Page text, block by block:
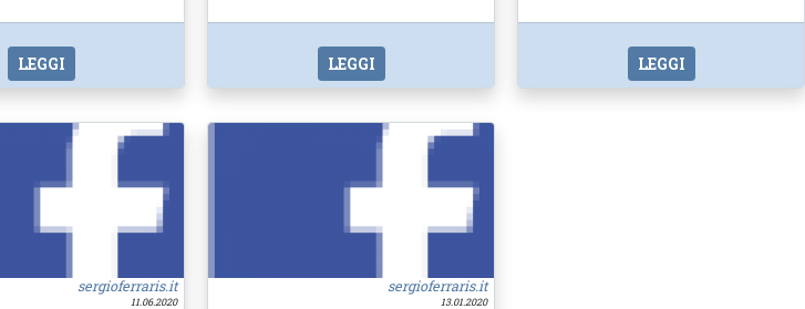
LEGGI LEGGI LEGGI
sergioferraris.it
11.06.2020
sergioferraris.it
13.01.2020